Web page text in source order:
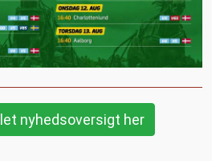
nyhedsoversigt her